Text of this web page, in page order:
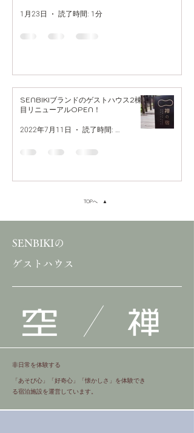
1月23日 読了時間: 1分
SENBIKIブランドのゲストハウス2棟
目リニューアルOPEN！
2022年7月11日 読了時間: 1分
TOPへ ▲
SENBIKIの
​ゲストハウス
​非日常を体験する
「あそび心」「好奇心」「懐かしさ」を体験でき
る宿泊施設を運営しています。